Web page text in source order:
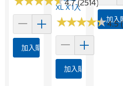
4.7 (2514)
加入購物車
XL X 1入
★★★★★
★★★★★4.5
加入購物車
加入